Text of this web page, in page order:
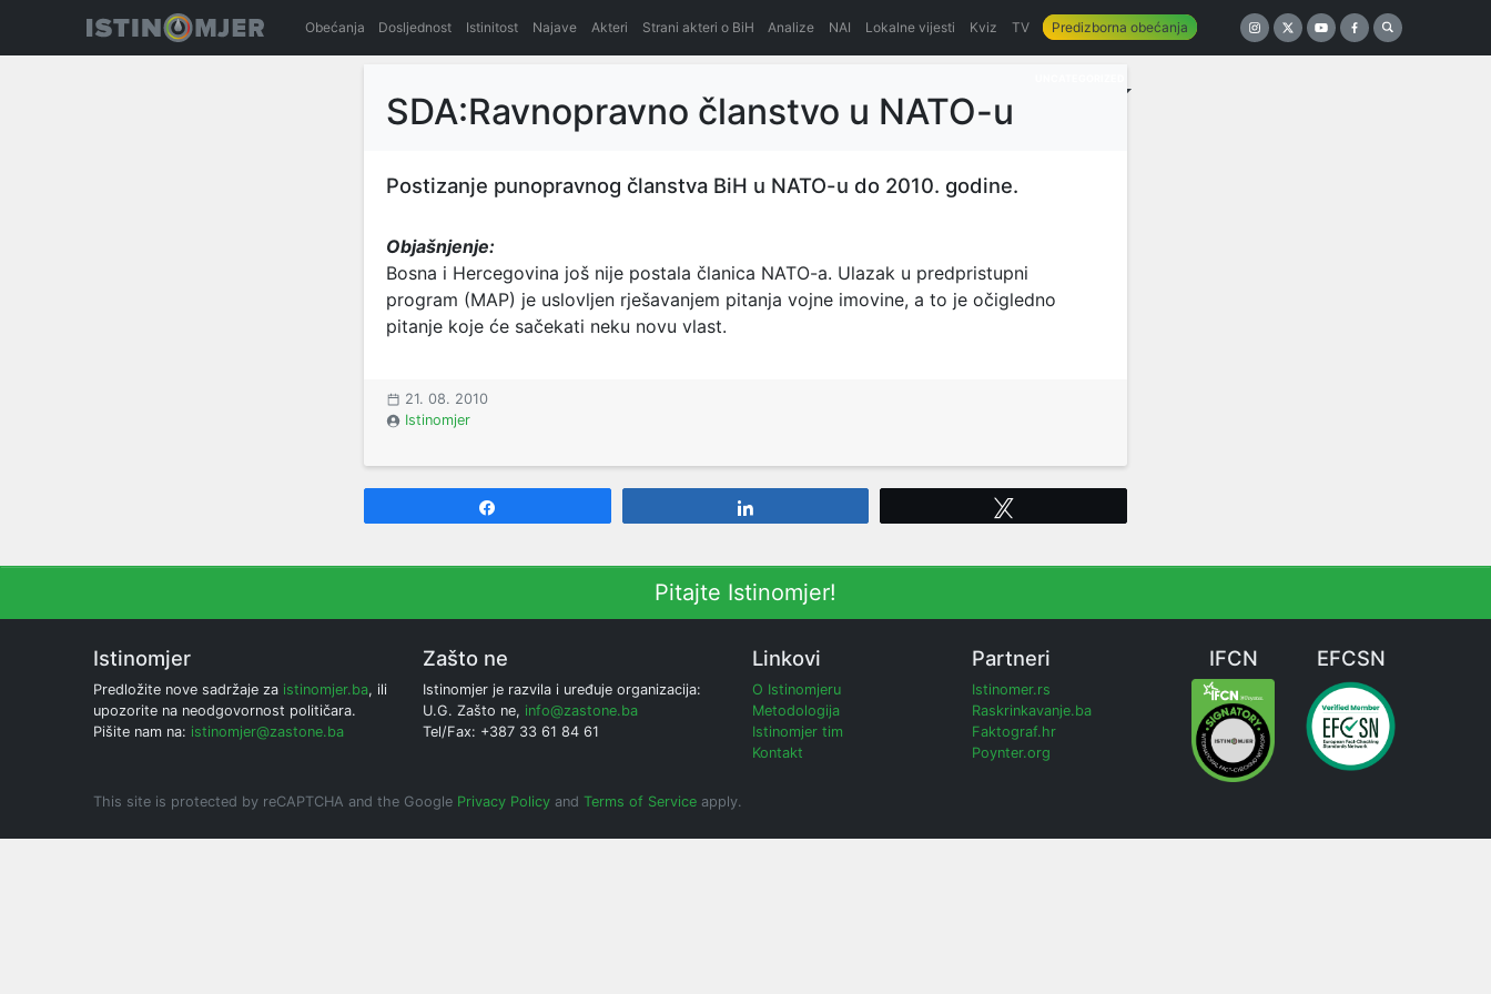
Obećanja Dosljednost Istinitost Najave Akteri Strani akteri o BiH Analize NAI Lokalne vijesti Kviz TV Predizborna obećanja
SDA:Ravnopravno članstvo u NATO-u
Postizanje punopravnog članstva BiH u NATO-u do 2010. godine.
Objašnjenje:
Bosna i Hercegovina još nije postala članica NATO-a. Ulazak u predpristupni
program (MAP) je uslovljen rješavanjem pitanja vojne imovine, a to je očigledno
pitanje koje će sačekati neku novu vlast.
21. 08. 2010
Istinomjer
Pitajte Istinomjer!
Istinomjer
Predložite nove sadržaje za istinomjer.ba, ili
upozorite na neodgovornost političara.
Pišite nam na: istinomjer@zastone.ba
Zašto ne
Istinomjer je razvila i uređuje organizacija:
U.G. Zašto ne, info@zastone.ba
Tel/Fax: +387 33 61 84 61
Linkovi
O Istinomjeru
Metodologija
Istinomjer tim
Kontakt
Partneri
Istinomer.rs
Raskrinkavanje.ba
Faktograf.hr
Poynter.org
IFCN EFCSN
This site is protected by reCAPTCHA and the Google Privacy Policy and Terms of Service apply.